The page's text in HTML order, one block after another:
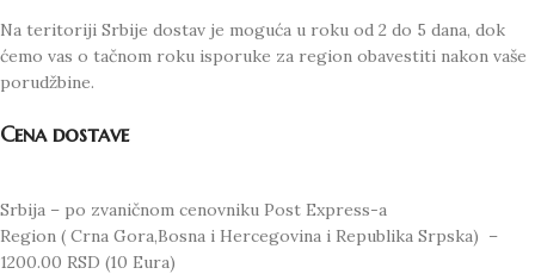
Na teritoriji Srbije dostav je moguća u roku od 2 do 5 dana, dok
ćemo vas o tačnom roku isporuke za region obavestiti nakon vaše
porudžbine.
Cena dostave
Srbija – po zvaničnom cenovniku Post Express-a
Region ( Crna Gora,Bosna i Hercegovina i Republika Srpska) –
1200.00 RSD (10 Eura)